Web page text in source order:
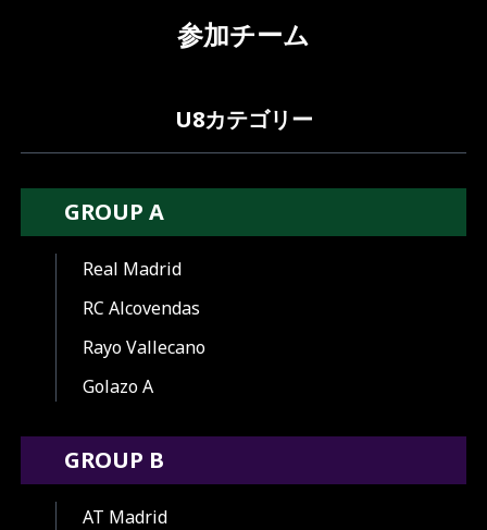
参加チーム
U8カテゴリー
GROUP A
Real Madrid
RC Alcovendas
Rayo Vallecano
Golazo A
GROUP B
AT Madrid